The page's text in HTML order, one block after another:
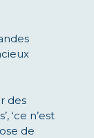
des
‘ce n’est
de